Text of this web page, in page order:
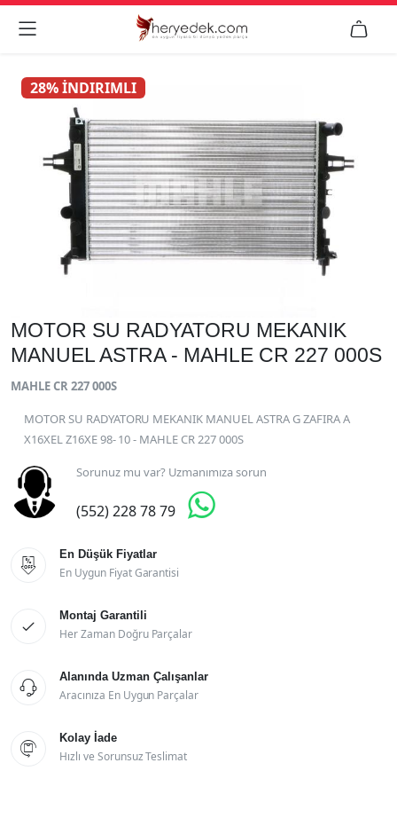
 
28% İNDIRIMLI
MOTOR SU RADYATORU MEKANIK
MANUEL ASTRA - MAHLE CR 227 000S
MAHLE CR 227 000S
MOTOR SU RADYATORU MEKANIK MANUEL ASTRA G ZAFIRA A
X16XEL Z16XE 98- 10 - MAHLE CR 227 000S
Sorunuz mu var? Uzmanımıza sorun
(552) 228 78 79 

En Düşük Fiyatlar
En Uygun Fiyat Garantisi

Montaj Garantili
Her Zaman Doğru Parçalar

Alanında Uzman Çalışanlar
Aracınıza En Uygun Parçalar

Kolay İade
Hızlı ve Sorunsuz Teslimat